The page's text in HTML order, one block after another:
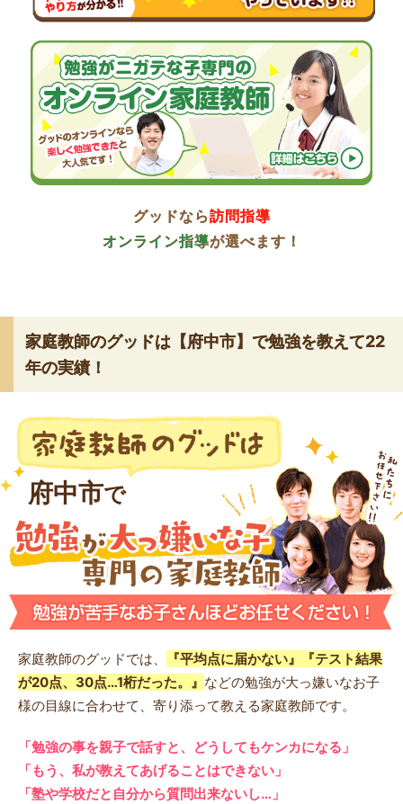
グッドなら訪問指導
オンライン指導が選べます！
家庭教師のグッドは【府中市】で勉強を教えて22
年の実績！
府中市で
家庭教師のグッドでは、
『平均点に届かない』『テスト結果
が20点、30点…1桁だった。』 などの勉強が大っ嫌いなお子
様の目線に合わせて、寄り添って教える家庭教師です。
「勉強の事を親子で話すと、どうしてもケンカになる」
「もう、私が教えてあげることはできない」
「塾や学校だと自分から質問出来ないし…」